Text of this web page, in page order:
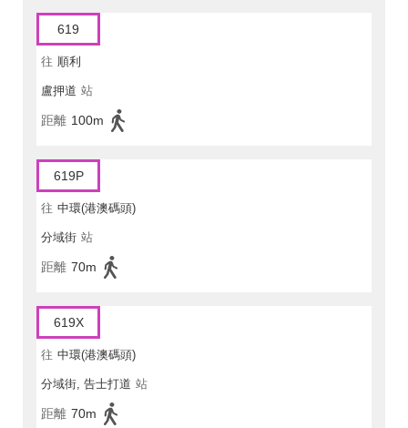
619
往 順利
盧押道 站
距離 100m
619P
往 中環(港澳碼頭)
分域街 站
距離 70m
619X
往 中環(港澳碼頭)
分域街, 告士打道 站
距離 70m